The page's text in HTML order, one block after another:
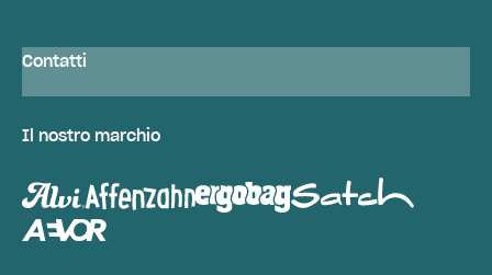
Contatti
Il nostro marchio